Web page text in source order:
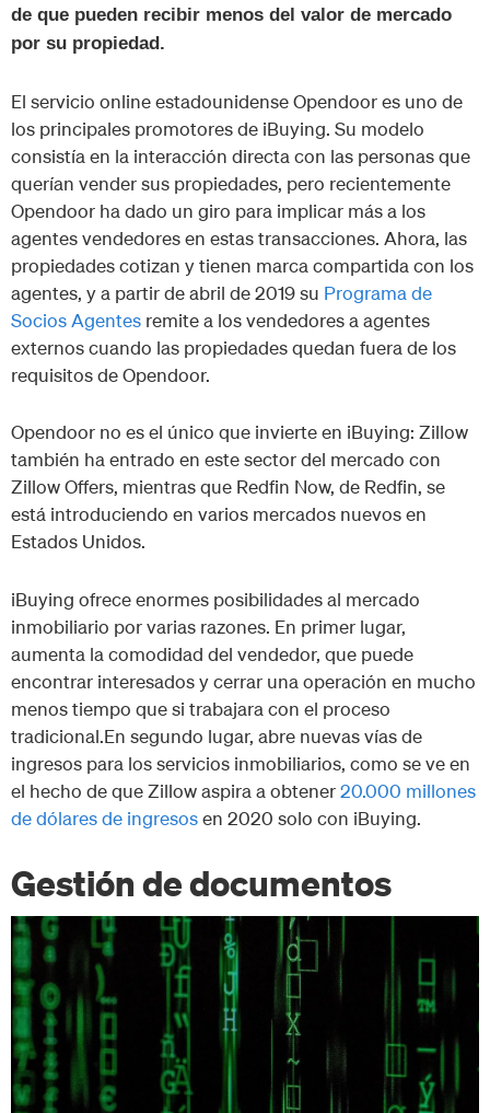
de que pueden recibir menos del valor de mercado
por su propiedad.
El servicio online estadounidense Opendoor es uno de
los principales promotores de iBuying. Su modelo
consistía en la interacción directa con las personas que
querían vender sus propiedades, pero recientemente
Opendoor ha dado un giro para implicar más a los
agentes vendedores en estas transacciones. Ahora, las
propiedades cotizan y tienen marca compartida con los
agentes, y a partir de abril de 2019 su Programa de
Socios Agentes remite a los vendedores a agentes
externos cuando las propiedades quedan fuera de los
requisitos de Opendoor.
Opendoor no es el único que invierte en iBuying: Zillow
también ha entrado en este sector del mercado con
Zillow Offers, mientras que Redfin Now, de Redfin, se
está introduciendo en varios mercados nuevos en
Estados Unidos.
iBuying ofrece enormes posibilidades al mercado
inmobiliario por varias razones. En primer lugar,
aumenta la comodidad del vendedor, que puede
encontrar interesados y cerrar una operación en mucho
menos tiempo que si trabajara con el proceso
tradicional.En segundo lugar, abre nuevas vías de
ingresos para los servicios inmobiliarios, como se ve en
el hecho de que Zillow aspira a obtener20.000 millones
de dólares de ingresosen 2020 solo con iBuying.
Gestión de documentos